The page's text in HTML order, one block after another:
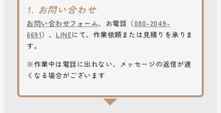
1. お問い合わせ
お問い合わせフォーム、お電話（080-2049-
6691）、 LINEにて、作業依頼または見積りを承りま
す。
※作業中は電話に出れない、メッセージの返信が遅
くなる場合がございます